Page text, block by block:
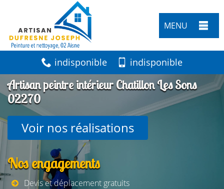
MENU
indisponible indisponible
Artisan peintre intérieur Chatillon Les Sons
02270
Voir nos réalisations
Nos engagements
Devis et déplacement gratuits